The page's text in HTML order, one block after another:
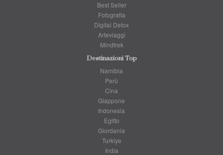
Best Seller
Fotografia
Digital Detox
Arteviaggi
Mindtrek
Destinazioni Top
Namibia
Perù
Cina
Giappone
Indonesia
Egitto
Giordania
Turkiye
India